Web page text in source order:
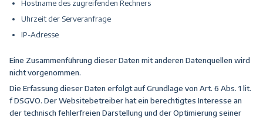
Hostname des zugreifenden Rechners
Uhrzeit der Serveranfrage
IP-Adresse
Eine Zusammenführung dieser Daten mit anderen Datenquellen wird
nicht vorgenommen.
Die Erfassung dieser Daten erfolgt auf Grundlage von Art. 6 Abs. 1 lit.
f DSGVO. Der Websitebetreiber hat ein berechtigtes Interesse an
der technisch fehlerfreien Darstellung und der Optimierung seiner